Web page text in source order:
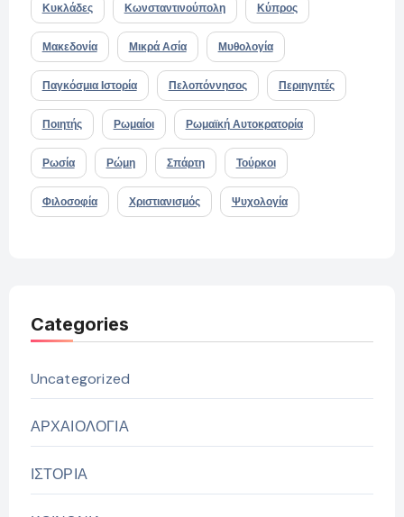
Κυκλάδες Κωνσταντινούπολη Κύπρος
Μακεδονία Μικρά Ασία Μυθολογία
Παγκόσμια Ιστορία Πελοπόννησος Περιηγητές
Ποιητής Ρωμαίοι Ρωμαϊκή Αυτοκρατορία
Ρωσία Ρώμη Σπάρτη Τούρκοι
Φιλοσοφία Χριστιανισμός Ψυχολογία
Categories
Uncategorized
ΑΡΧΑΙΟΛΟΓΙΑ
ΙΣΤΟΡΙΑ